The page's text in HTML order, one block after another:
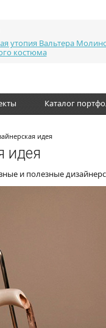
утопия Вальтера
костюма
Каталог
идея
идея
и полезные